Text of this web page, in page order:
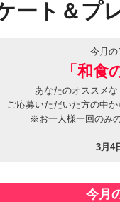
ート＆プ
今月の
「和
あなたのオススメな
ご応募いただいた方の中
※お一人様一回のみ
3月4
今月